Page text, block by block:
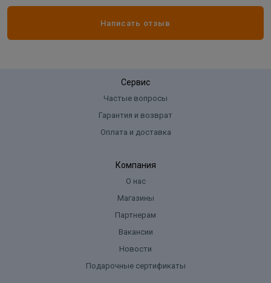
нет
Ширина: 180 мм
Написать отзыв
Сервис
Частые вопросы
Гарантия и возврат
Оплата и доставка
Компания
О нас
Магазины
Партнерам
Вакансии
Новости
Подарочные сертификаты